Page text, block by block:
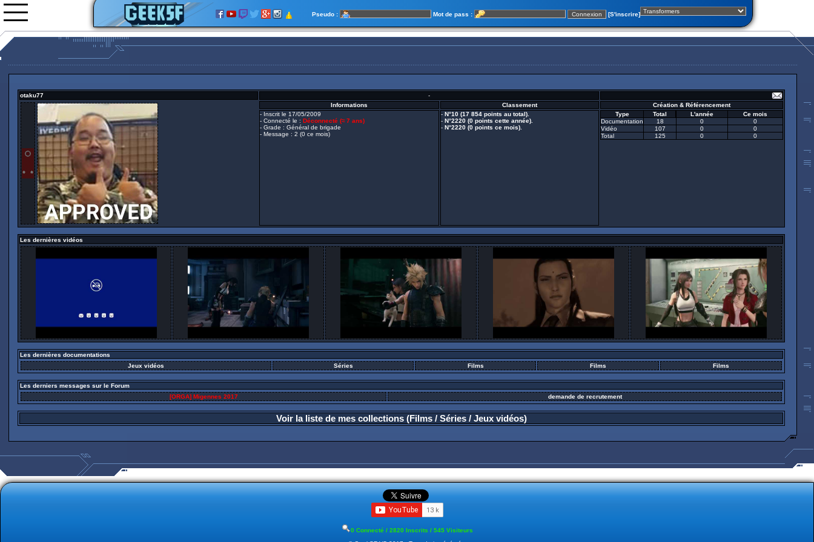
Nouveautés
Images
Vidéos
0rgani
Forum
Classement
L'équipe
Partenariats
Bumblebee
Pseudo : Mot de pass : [S'inscrire]
otaku77
-
Informations
Classement
Création & Référencement
- Inscrit le 17/05/2009
- Connecté le : Déconnecté (≈ 7 ans)
- Grade : Général de brigade
- Message : 2 (0 ce mois)
- N°10 (17 854 points au total).
- N°2220 (0 points cette année).
- N°2220 (0 points ce mois).
Type Total L'année
Ce mois
Documentation
18 0
0
Vidéo
107 0
0
Total
125 0 0
Les dernières vidéos
Les dernières documentations
Jeux vidéos
Séries Films Films Films
Les derniers messages sur le Forum
[ORGA] Migennes 2017
demande de recrutement
Voir la liste de mes collections (Films / Séries / Jeux vidéos)
0 Connecté / 2820 Inscrits / 545 Visiteurs